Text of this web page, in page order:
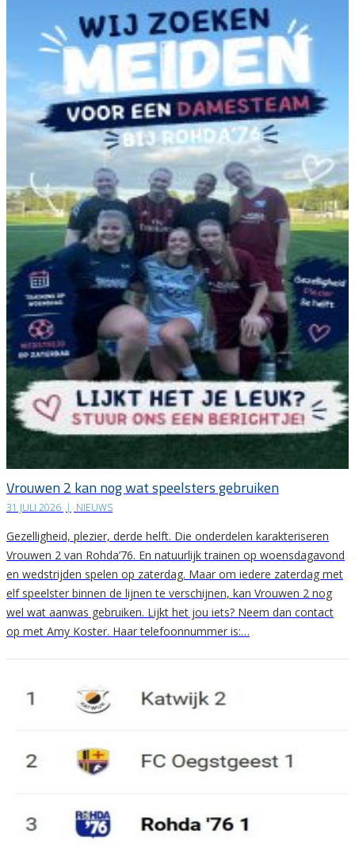
Vrouwen 2 kan nog wat speelsters gebruiken
31 JULI 2026 | NIEUWS
Gezelligheid, plezier, derde helft. Die onderdelen karakteriseren
Vrouwen 2 van Rohda’76. En natuurlijk trainen op woensdagavond
en wedstrijden spelen op zaterdag. Maar om iedere zaterdag met
elf speelster binnen de lijnen te verschijnen, kan Vrouwen 2 nog
wel wat aanwas gebruiken. Lijkt het jou iets? Neem dan contact
op met Amy Koster. Haar telefoonnummer is:…